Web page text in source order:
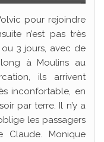
pour rejoindre
n’est pas très
3 jours, avec de
à Moulins au
ils arrivent
inconfortable, en
par terre. Il n’y a
les passagers
Monique